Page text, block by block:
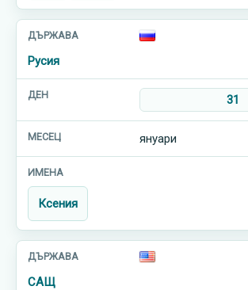
Русия
31
януари
Ксения
САЩ